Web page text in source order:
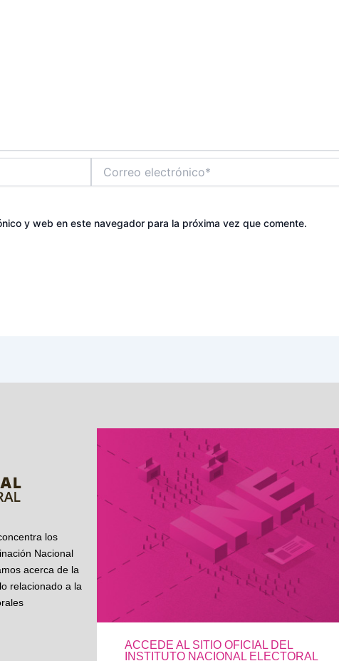
electrónico*
y web en este navegador para la próxima vez que comente.
los
Nacional
acerca de la
relacionado a la
ACCEDE AL SITIO OFICIAL DEL
INSTITUTO NACIONAL ELECTORAL